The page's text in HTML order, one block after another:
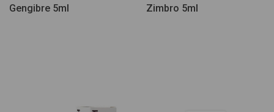
Gengibre 5ml
Zimbro 5ml